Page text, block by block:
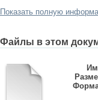
Показать полную
Файлы в этом